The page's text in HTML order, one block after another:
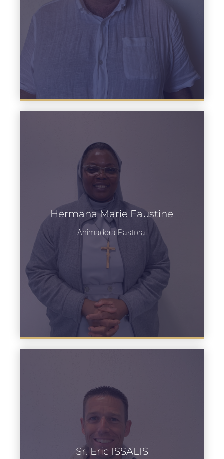
Hermana Marie Faustine
Animadora Pastoral
Sr. Eric ISSALIS